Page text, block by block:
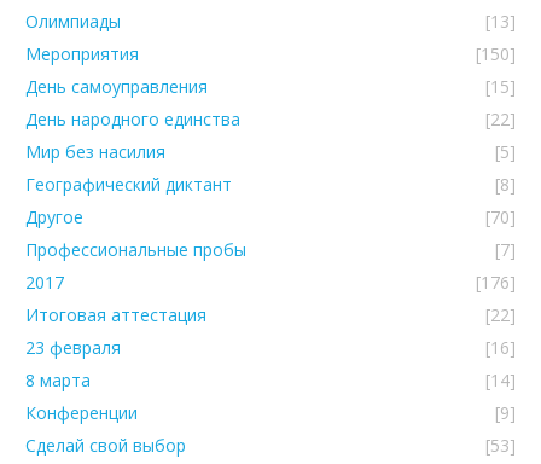
Олимпиады
[13]
Мероприятия
[150]
День самоуправления
[15]
День народного единства
[22]
Мир без насилия
[5]
Географический диктант
[8]
Другое
[70]
Профессиональные пробы
[7]
2017
[176]
Итоговая аттестация
[22]
23 февраля
[16]
8 марта
[14]
Конференции
[9]
Сделай свой выбор
[53]